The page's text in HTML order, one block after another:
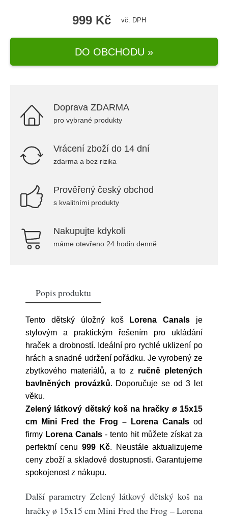
999 Kč vč. DPH
DO OBCHODU »
Doprava ZDARMA
pro vybrané produkty
Vrácení zboží do 14 dní
zdarma a bez rizika
Prověřený český obchod
s kvalitními produkty
Nakupujte kdykoli
máme otevřeno 24 hodin denně
Popis produktu
Tento dětský úložný koš Lorena Canals je
stylovým a praktickým řešením pro ukládání
hraček a drobností. Ideální pro rychlé uklizení po
hrách a snadné udržení pořádku. Je vyrobený ze
zbytkového materiálů, a to z ručně pletených
bavlněných provázků. Doporučuje se od 3 let
věku.
Zelený látkový dětský koš na hračky ø 15x15
cm Mini Fred the Frog – Lorena Canalsod
firmy Lorena Canals - tento hit můžete získat za
perfektní cenu 999 Kč. Neustále aktualizujeme
ceny zboží a skladové dostupnosti. Garantujeme
spokojenost z nákupu.
Další parametry Zelený látkový dětský koš na
hračky ø 15x15 cm Mini Fred the Frog – Lorena